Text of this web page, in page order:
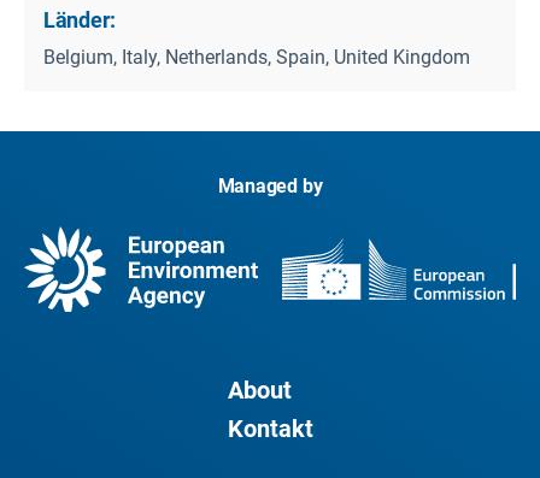
Länder:
Belgium, Italy, Netherlands, Spain, United Kingdom
Managed by
About
Kontakt